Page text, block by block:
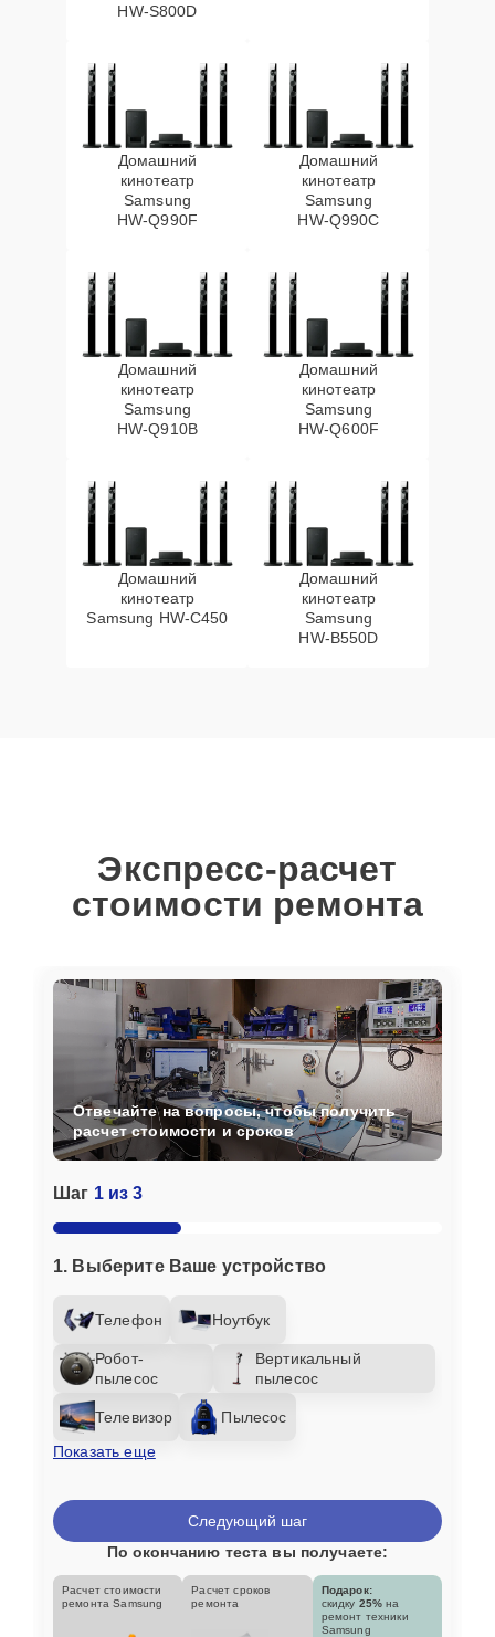
HW‑S800D
Домашний
кинотеатр
Samsung
HW‑Q990F
Домашний
кинотеатр
Samsung
HW‑Q990C
Домашний
кинотеатр
Samsung
HW‑Q910B
Домашний
кинотеатр
Samsung
HW‑Q600F
Домашний
кинотеатр
Samsung HW‑C450
Домашний
кинотеатр
Samsung
HW‑B550D
Экспресс-расчет
стоимости ремонта
Шаг 1 из 3
1. Выберите Ваше устройство
Телефон Ноутбук
Робот-
пылесос
Вертикальный
пылесос
Телевизор
Пылесос
Показать еще
Отвечайте на вопросы, чтобы получить
расчет стоимости и сроков
Следующий шаг
По окончанию теста вы получаете:
Расчет стоимости
ремонта Samsung
Расчет сроков
ремонта
Подарок:
скидку 25% на
ремонт техники
Samsung